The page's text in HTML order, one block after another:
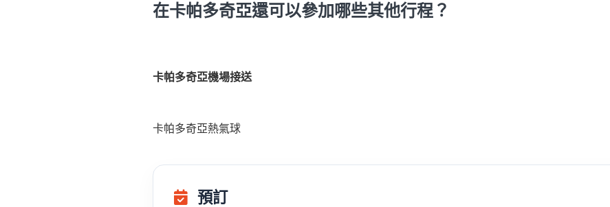
在卡帕多奇亞還可以參加哪些其他行程？
卡帕多奇亞機場接送
卡帕多奇亞熱氣球
預訂